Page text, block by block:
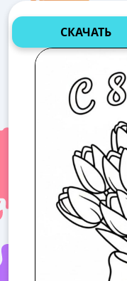
СКАЧАТЬ